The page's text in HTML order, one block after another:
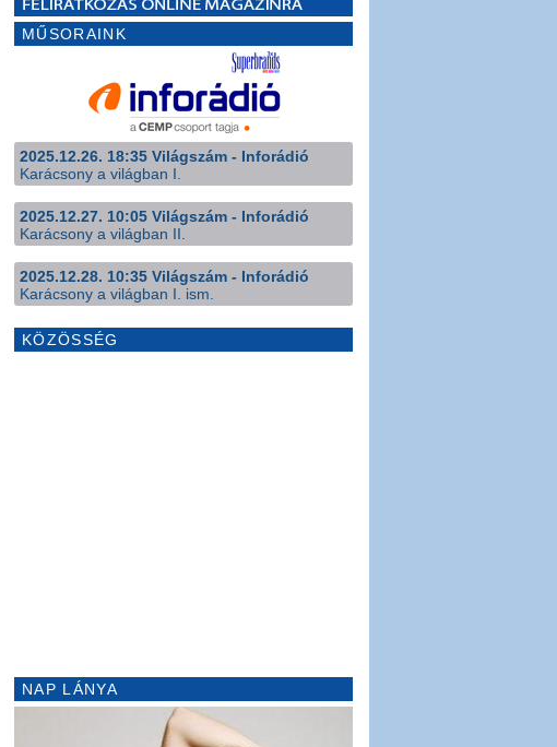
MŰSORAINK
2025.12.26. 18:35 Világszám - Inforádió
Karácsony a világban I.
2025.12.27. 10:05 Világszám - Inforádió
Karácsony a világban II.
2025.12.28. 10:35 Világszám - Inforádió
Karácsony a világban I. ism.
KÖZÖSSÉG
NAP LÁNYA